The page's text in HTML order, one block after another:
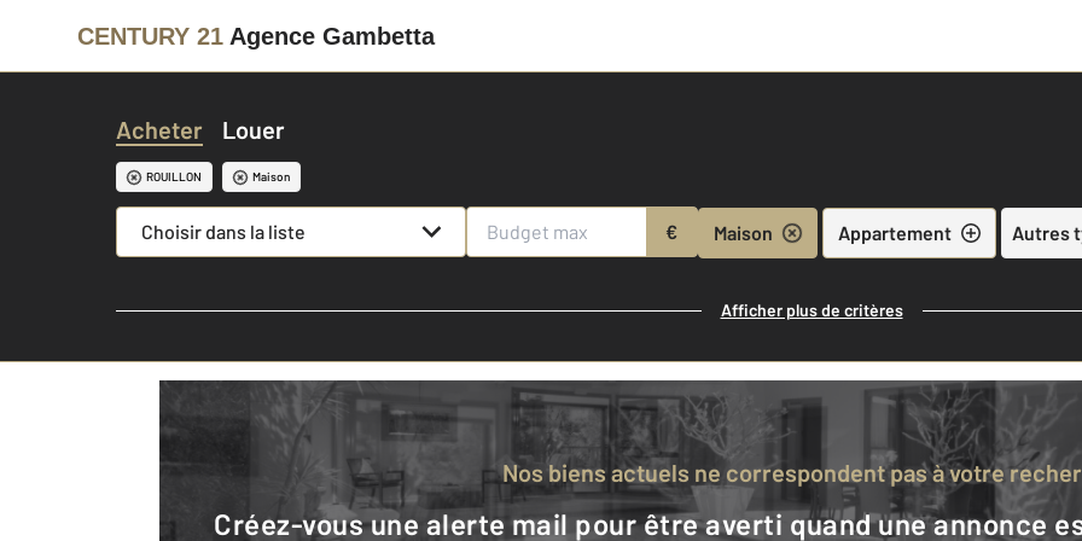
CENTURY 21 Agence Gambetta
Acheter Louer
ROUILLON Maison
Choisir dans la liste € Maison Appartement Autres
Afficher plus de critères
Nos biens actuels ne correspondent pas à votre
Créez-vous une alerte mail pour être averti quand une annonce est en ligne et consultez la